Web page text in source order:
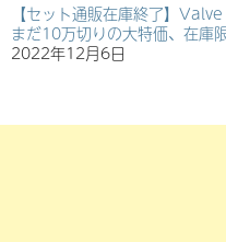
【セット通販在庫終了】
まだ10万切りの大特価、在庫
2022年12月6日